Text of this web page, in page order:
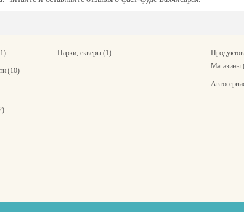
(10)
Парки, скверы (1)
Магазины